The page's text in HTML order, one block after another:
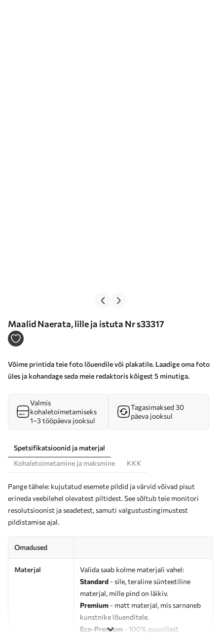
Maalid Naerata, lille ja istuta Nr s33317
Võime printida teie foto lõuendile või plakatile. Laadige oma foto
üles ja kohandage seda meie redaktoris kõigest 5 minutiga.
Valmis
kohaletoimetamiseks
1–3 tööpäeva jooksul
Tagasimaksed 30
päeva jooksul
Spetsifikatsioonid ja materjal
Kohaletoimetamine ja maksmine
KKK
Pange tähele: kujutatud esemete pildid ja värvid võivad pisut
erineda veebilehel olevatest piltidest. See sõltub teie monitori
resolutsioonist ja seadetest, samuti valgustustingimustest
pildistamise ajal.
Omadused
Materjal
Valida saab kolme materjali vahel:
Standard - sile, teraline sünteetiline
materjal, mille pind on läikiv.
Premium - matt materjal, mis sarnaneb
kunstnike lõuenditele.
Eco-Premium - 100% puuvillast